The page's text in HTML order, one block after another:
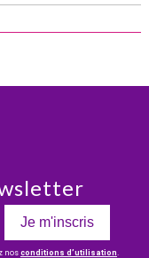
Je m'inscris
nos conditions d’utilisation